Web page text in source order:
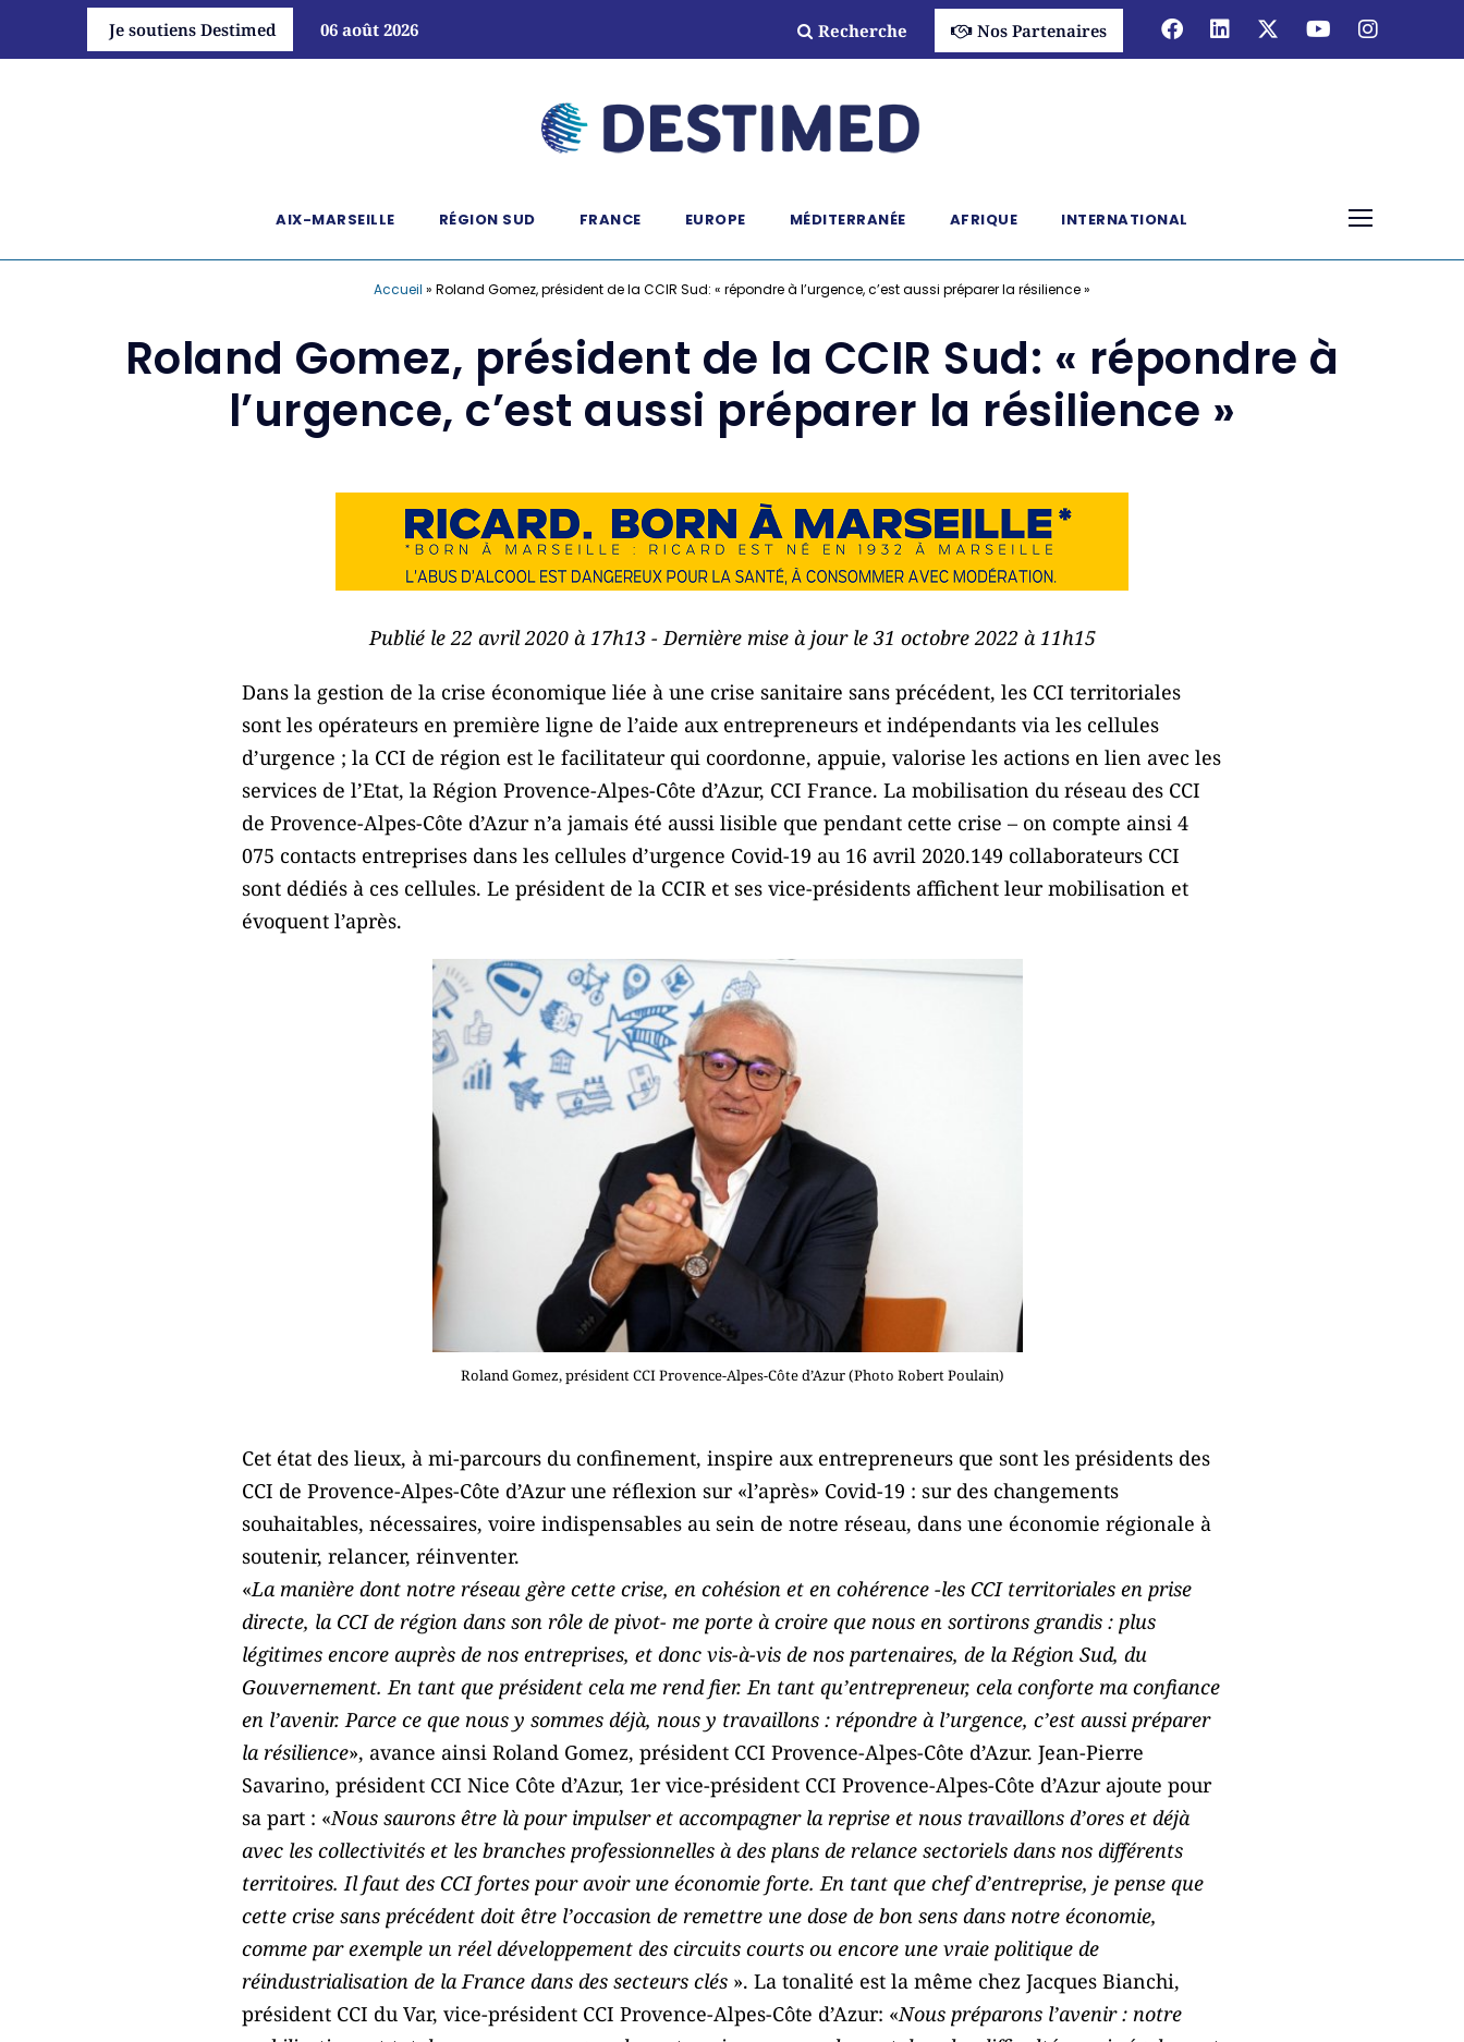
Je soutiens Destimed 06 août 2026 Recherche Nos Partenaires
AIX-MARSEILLE RÉGION SUD FRANCE EUROPE MÉDITERRANÉE AFRIQUE INTERNATIONAL
Accueil » Roland Gomez, président de la CCIR Sud: « répondre à l’urgence, c’est aussi préparer la résilience »
Roland Gomez, président de la CCIR Sud: « répondre à
l’urgence, c’est aussi préparer la résilience »
Publié le 22 avril 2020 à 17h13 - Dernière mise à jour le 31 octobre 2022 à 11h15
Dans la gestion de la crise économique liée à une crise sanitaire sans précédent, les CCI territoriales
sont les opérateurs en première ligne de l’aide aux entrepreneurs et indépendants via les cellules
d’urgence ; la CCI de région est le facilitateur qui coordonne, appuie, valorise les actions en lien avec les
services de l’Etat, la Région Provence-Alpes-Côte d’Azur, CCI France. La mobilisation du réseau des CCI
de Provence-Alpes-Côte d’Azur n’a jamais été aussi lisible que pendant cette crise – on compte ainsi 4
075 contacts entreprises dans les cellules d’urgence Covid-19 au 16 avril 2020.149 collaborateurs CCI
sont dédiés à ces cellules. Le président de la CCIR et ses vice-présidents affichent leur mobilisation et
évoquent l’après.
Roland Gomez, président CCI Provence-Alpes-Côte d’Azur (Photo Robert Poulain)
Cet état des lieux, à mi-parcours du confinement, inspire aux entrepreneurs que sont les présidents des
CCI de Provence-Alpes-Côte d’Azur une réflexion sur «l’après» Covid-19 : sur des changements
souhaitables, nécessaires, voire indispensables au sein de notre réseau, dans une économie régionale à
soutenir, relancer, réinventer.
«La manière dont notre réseau gère cette crise, en cohésion et en cohérence -les CCI territoriales en prise
directe, la CCI de région dans son rôle de pivot- me porte à croire que nous en sortirons grandis : plus
légitimes encore auprès de nos entreprises, et donc vis-à-vis de nos partenaires, de la Région Sud, du
Gouvernement. En tant que président cela me rend fier. En tant qu’entrepreneur, cela conforte ma confiance
en l’avenir. Parce ce que nous y sommes déjà, nous y travaillons : répondre à l’urgence, c’est aussi préparer
la résilience», avance ainsi Roland Gomez, président CCI Provence-Alpes-Côte d’Azur. Jean-Pierre
Savarino, président CCI Nice Côte d’Azur, 1er vice-président CCI Provence-Alpes-Côte d’Azur ajoute pour
sa part : «Nous saurons être là pour impulser et accompagner la reprise et nous travaillons d’ores et déjà
avec les collectivités et les branches professionnelles à des plans de relance sectoriels dans nos différents
territoires. Il faut des CCI fortes pour avoir une économie forte. En tant que chef d’entreprise, je pense que
cette crise sans précédent doit être l’occasion de remettre une dose de bon sens dans notre économie,
comme par exemple un réel développement des circuits courts ou encore une vraie politique de
réindustrialisation de la France dans des secteurs clés ». La tonalité est la même chez Jacques Bianchi,
président CCI du Var, vice-président CCI Provence-Alpes-Côte d’Azur: «Nous préparons l’avenir : notre